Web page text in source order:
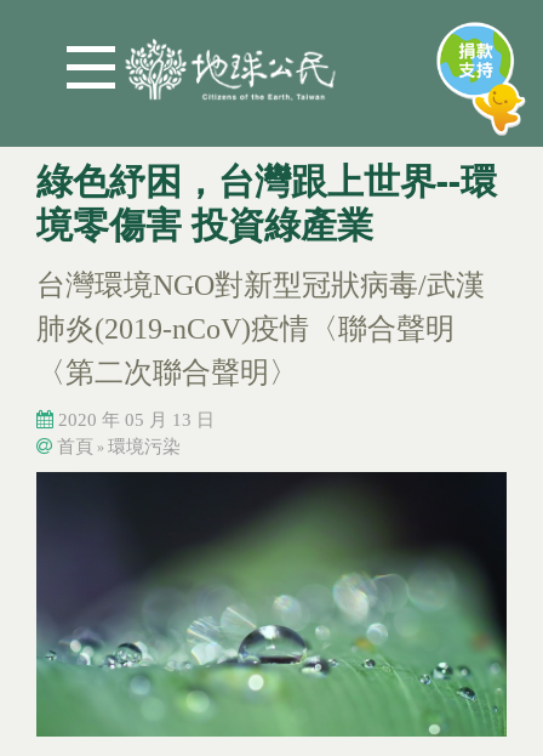
綠色紓困，台灣跟上世界--環
境零傷害 投資綠產業
台灣環境NGO對新型冠狀病毒/武漢
肺炎(2019-nCoV)疫情〈聯合聲明
〈第二次聯合聲明〉
2020 年 05 月 13 日
您在這裡
首頁 » 環境污染